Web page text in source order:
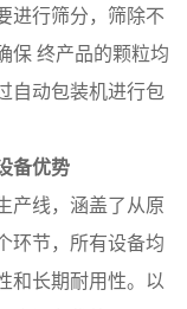
进行筛分，筛除不
保 终产品的颗粒均
自动包装机进行包
备优势
产线，涵盖了从原
环节，所有设备均
和长期耐用性。以